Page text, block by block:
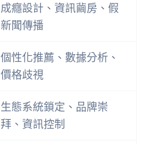
成癮設計、資訊繭房、假
新聞傳播
個性化推薦、數據分析、
價格歧視
生態系統鎖定、品牌崇
拜、資訊控制